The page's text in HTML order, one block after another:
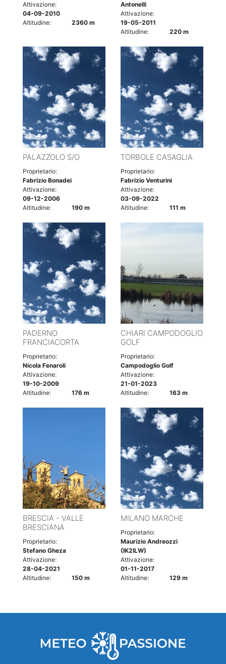
Attivazione:
04-09-2010
Altitudine:
2360 m
Antonelli
Attivazione:
19-05-2011
Altitudine:
220 m
PALAZZOLO S/O
Proprietario:
Fabrizio Bonadei
Attivazione:
09-12-2006
Altitudine:
190 m
TORBOLE CASAGLIA
Proprietario:
Fabrizio Venturini
Attivazione:
03-09-2022
Altitudine:
111 m
PADERNO
FRANCIACORTA
Proprietario:
Nicola Fenaroli
Attivazione:
19-10-2009
Altitudine:
176 m
CHIARI CAMPODOGLIO
GOLF
Proprietario:
Campodoglio Golf
Attivazione:
21-01-2023
Altitudine:
163 m
BRESCIA - VALLE
BRESCIANA
Proprietario:
Stefano Gheza
Attivazione:
28-04-2021
Altitudine:
150 m
MILANO MARCHE
Proprietario:
Maurizio Andreozzi
(IK2ILW)
Attivazione:
01-11-2017
Altitudine:
129 m